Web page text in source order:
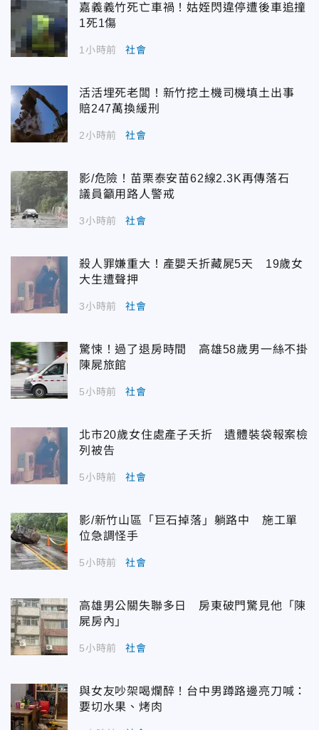
嘉義義竹死亡車禍！姑姪閃違停遭後車追撞
1死1傷
1小時前 社會
活活埋死老闆！新竹挖土機司機填土出事
賠247萬換緩刑
2小時前 社會
影/危險！苗栗泰安苗62線2.3K再傳落石
議員籲用路人警戒
3小時前 社會
殺人罪嫌重大！產嬰夭折藏屍5天 19歲女
大生遭聲押
3小時前 社會
驚悚！過了退房時間 高雄58歲男一絲不掛
陳屍旅館
5小時前 社會
北市20歲女住處產子夭折 遺體裝袋報案檢
列被告
5小時前 社會
影/新竹山區「巨石掉落」躺路中 施工單
位急調怪手
5小時前 社會
高雄男公關失聯多日 房東破門驚見他「陳
屍房內」
5小時前 社會
與女友吵架喝爛醉！台中男蹲路邊亮刀喊：
要切水果、烤肉